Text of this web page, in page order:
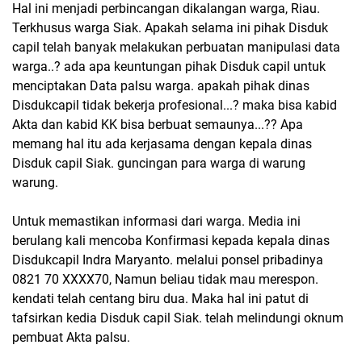
Hal ini menjadi perbincangan dikalangan warga, Riau.
Terkhusus warga Siak. Apakah selama ini pihak Disduk
capil telah banyak melakukan perbuatan manipulasi data
warga..? ada apa keuntungan pihak Disduk capil untuk
menciptakan Data palsu warga. apakah pihak dinas
Disdukcapil tidak bekerja profesional...? maka bisa kabid
Akta dan kabid KK bisa berbuat semaunya...?? Apa
memang hal itu ada kerjasama dengan kepala dinas
Disduk capil Siak. guncingan para warga di warung
warung.
Untuk memastikan informasi dari warga. Media ini
berulang kali mencoba Konfirmasi kepada kepala dinas
Disdukcapil Indra Maryanto. melalui ponsel pribadinya
0821 70 XXXX70, Namun beliau tidak mau merespon.
kendati telah centang biru dua. Maka hal ini patut di
tafsirkan kedia Disduk capil Siak. telah melindungi oknum
pembuat Akta palsu.